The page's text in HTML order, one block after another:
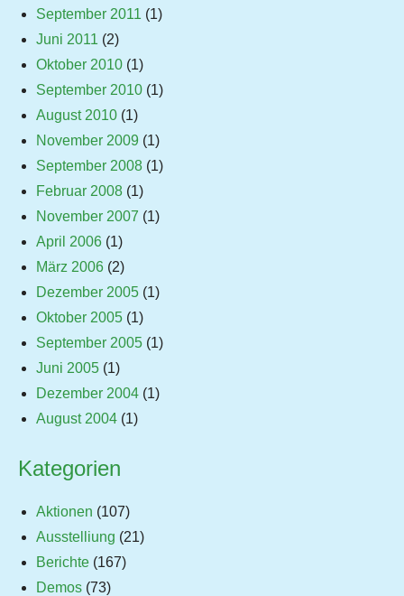
September 2011 (1)
Juni 2011 (2)
Oktober 2010 (1)
September 2010 (1)
August 2010 (1)
November 2009 (1)
September 2008 (1)
Februar 2008 (1)
November 2007 (1)
April 2006 (1)
März 2006 (2)
Dezember 2005 (1)
Oktober 2005 (1)
September 2005 (1)
Juni 2005 (1)
Dezember 2004 (1)
August 2004 (1)
Kategorien
Aktionen (107)
Ausstelliung (21)
Berichte (167)
Demos (73)